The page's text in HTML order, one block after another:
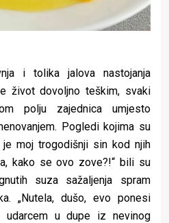
i tolika jalova nastojanja
život dovoljno teškim, svaki
polju zajednica umjesto
Pogledi kojima su
moj trogodišnji sin kod njih
kako se ovo zove?!“ bili su
suza sažaljenja spram
„Nutela, dušo, evo ponesi
udarcem u dupe iz nevinog